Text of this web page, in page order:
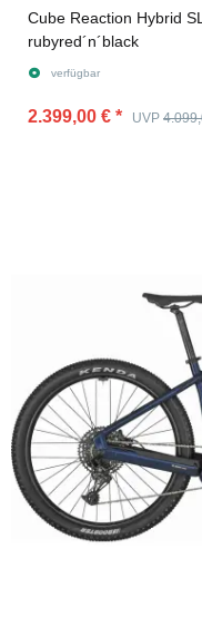
Cube Reaction Hybrid
rubyred´n´black
verfügbar
2.399,00 € * UVP